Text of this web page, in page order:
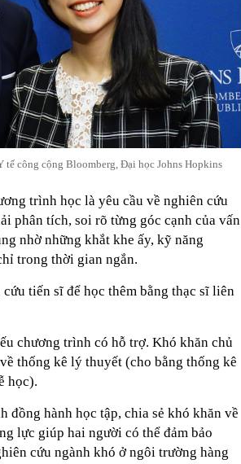
công cộng Bloomberg, Đại học Johns Hopkins
trình học là yêu cầu về nghiên cứu
phân tích, soi rõ từng góc cạnh của vấn
nhờ những khắt khe ấy, kỹ năng
trong thời gian ngắn.
tiến sĩ để học thêm bằng thạc sĩ liên
chương trình có hỗ trợ. Khó khăn chủ
thống kê lý thuyết (cho bằng thống kê
học).
đồng hành học tập, chia sẻ khó khăn về
lực giúp hai người có thể đảm bảo
cứu ngành khó ở ngôi trường hàng